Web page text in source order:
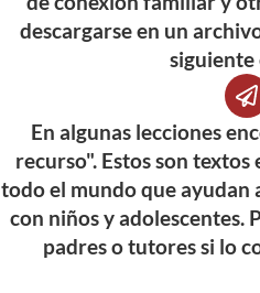
descargarse en un
siguiente
En algunas lecciones
recurso". Estos son
todo el mundo que ayudan
con niños y adolescentes.
padres o tutores si lo